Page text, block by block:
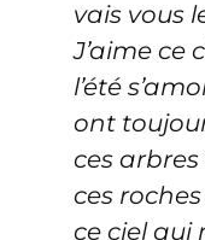
vais vous
J’aime ce
l’été
ont
ces
ces
ce ciel qui